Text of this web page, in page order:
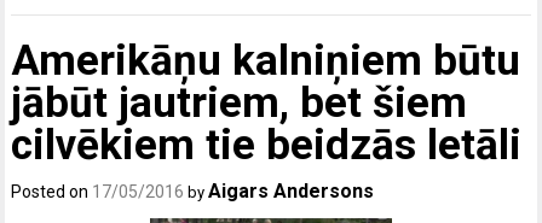
Amerikāņu kalniņiem būtu
jābūt jautriem, bet šiem
cilvēkiem tie beidzās letāli
Posted on 17/05/2016 byAigars Andersons